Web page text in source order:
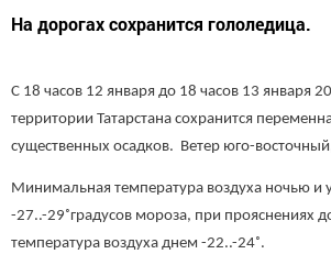
На дорогах сохранится гололедица.
С 18 часов 12 января до 18 часов 13 января
территории Татарстана сохранится
существенных осадков. Ветер юго-
Минимальная температура воздуха ночью и
-27..-29˚градусов мороза, при прояснениях
температура воздуха днем -22..-24˚.